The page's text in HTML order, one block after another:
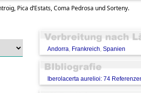
Pica d’Estats, Coma Pedrosa und Sorteny.
Andorra, Frankreich, Spanien
Iberolacerta aurelioi: 74